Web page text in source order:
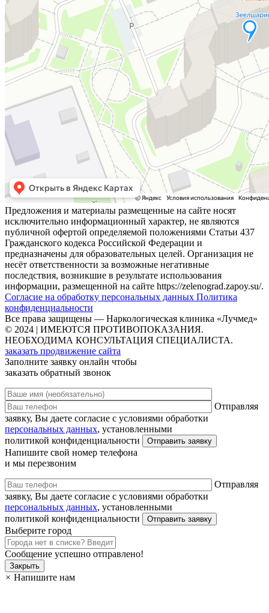
Предложения и материалы размещенные на сайте носят
исключительно информационный характер, не являются
публичной офертой определяемой положениями Статьи 437
Гражданского кодекса Российской Федерации и
предназначены для образовательных целей. Организация не
несёт ответственности за возможные негативные
последствия, возникшие в результате использования
информации, размещенной на сайте https://zelenograd.zapoy.su/.
Согласие на обработку персональных данных Политика
конфиденциальности
Все права защищены — Наркологическая клиника «Лучмед»
© 2024 | ИМЕЮТСЯ ПРОТИВОПОКАЗАНИЯ.
НЕОБХОДИМА КОНСУЛЬТАЦИЯ СПЕЦИАЛИСТА.
заказать продвижение сайта
Заполните заявку онлайн чтобы
заказать обратный звонок
Отправляя
заявку, Вы даете согласие с условиями обработки
персональных данных, установленными
политикой конфиденциальности
Напишите свой номер телефона
и мы перезвоним
Отправляя
заявку, Вы даете согласие с условиями обработки
персональных данных, установленными
политикой конфиденциальности
Выберите город
Сообщение успешно отправлено!
Закрыть
× Напишите нам